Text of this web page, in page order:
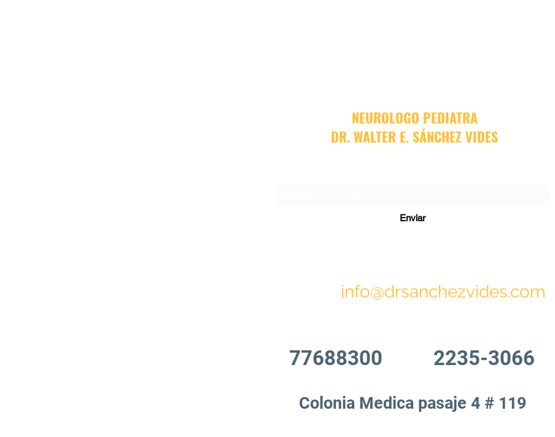
NEUROLOGO PEDIATRA
DR. WALTER E. SÁNCHEZ VIDES
Enviar
info@drsanchezvides.com
77688300 2235-3066
Colonia Medica pasaje 4 # 119